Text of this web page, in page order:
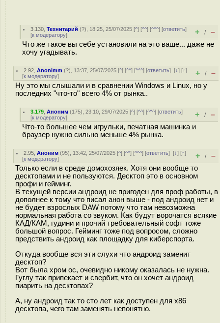
3.130 ,Технитарий (?), 18:25, 25/07/2025 [^] [^^] [^^^] [ответить]
[к модератору] + / –
Что же такое вы себе установили на это ваше... даже не
хочу угадывать.
2.92 ,Anonimm (?), 13:37, 25/07/2025 [^] [^^] [^^^] [ответить][↓] [↑]
[к модератору] + / –
Ну это мы слышали и в сравнении Windows и Linux, но у
последних "что-то" всего 4% от рынка..
3.179 ,Аноним (175), 23:10, 29/07/2025 [^] [^^] [^^^] [ответить]
[к модератору] + / –
Что-то большее чем игрульки, печатная машинка и
браузер нужно сильно меньше 4% рынка.
2.95 ,Аноним (95), 13:42, 25/07/2025 [^] [^^] [^^^] [ответить][↓] [↑]
[к модератору] + / –
Только если в среде домохозяек. Хотя они вообще то
десктопами и не пользуются. Десктоп это в основном
профи и гейминг.
В текущей версии андроид не пригоден для проф работы, в
дополнее к тому что писал анон выше - под андроид нет и
не будет взрослых DAW потому что там невозможна
нормальная работа со звуком. Как будут ворочатся всякие
КАД/КАМ, гудини и прочий требовательный софт тоже
большой вопрос. Гейминг тоже под вопросом, сложно
предствить андроид как площадку для киберспорта.
Откуда вообще вся эти слухи что андроид заменит
десктоп?
Вот была хром ос, очевидно никому оказалась не нужна.
Гуглу так припекает и свербит, что он хочет андроид
пиарить на десктопах?
А, ну андроид так то сто лет как доступен для х86
десктопа, чего там заменять непонятно.